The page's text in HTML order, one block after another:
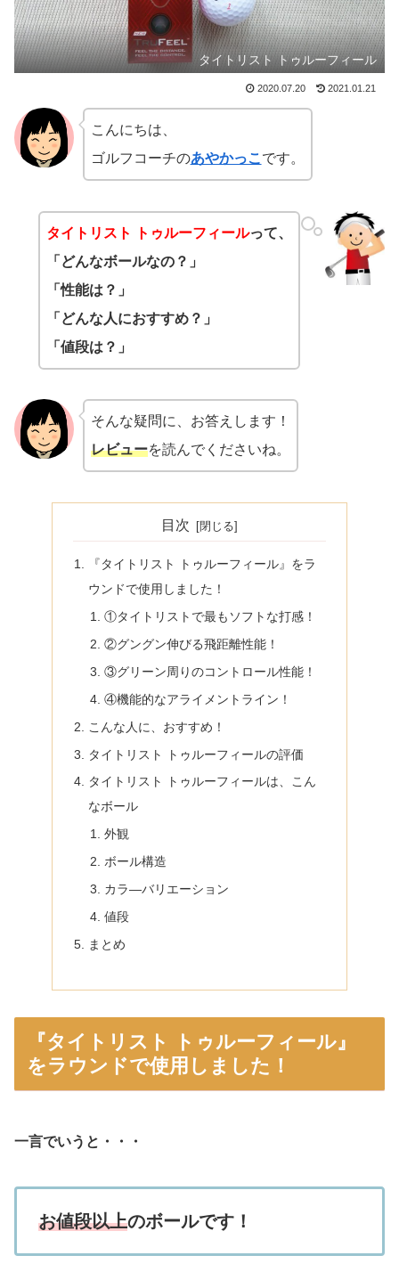
タイトリスト トゥルーフィール
2020.07.20 2021.01.21
こんにちは、
ゴルフコーチのあやかっこ です。
タイトリスト トゥルーフィールって、
「どんなボールなの？」
「性能は？」
「どんな人におすすめ？」
「値段は？」
そんな疑問に、お答えします！
レビューを読んでくださいね。
目次
『タイトリスト トゥルーフィール』をラ
ウンドで使用しました！
①タイトリストで最もソフトな打感！
②グングン伸びる飛距離性能！
③グリーン周りのコントロール性能！
④機能的なアライメントライン！
こんな人に、おすすめ！
タイトリスト トゥルーフィールの評価
タイトリスト トゥルーフィールは、こん
なボール
外観
ボール構造
カラ―バリエーション
値段
まとめ
『タイトリスト トゥルーフィール』
をラウンドで使用しました！
一言でいうと・・・
お値段以上のボールです！